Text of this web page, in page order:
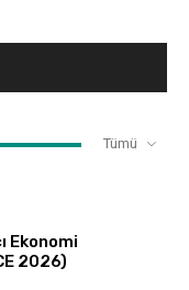
Tümü
Ekonomi
2026)